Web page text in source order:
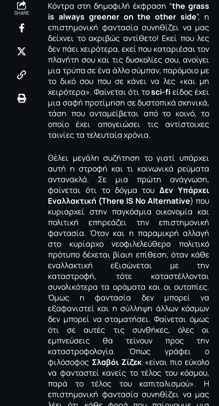
SHARE
Κόντρα στη δημοφιλή έκφραση “the grass
is always greener on the other side”, η
επιστημονική φαντασία συνηθίζει να μας
δείχνει το ακριβώς αντίθετο! Εκεί που λες
δεν πάει χειρότερα, εκεί που καταριέσαι τον
πλανήτη σου και τις δυσκολίες σου, ανοίγει
μια τρύπα σε ένα άλλο σύμπαν, παρόμοιο με
το δικό σου που σε κάνει να λες «και μη
χειρότερα». Φαίνεται ότι τοsci-fi είδος έχει
μια σαφή προτίμηση σε δυστοπικά σκηνικά,
τάση που ανταμείβεται από το κοινό, το
οποίο έχει απογειώσει τις αντίστοιχες
ταινίες τα τελευταία χρόνια.
Θέλει μεγάλη συζήτηση το γιατί υπάρχει
αυτή η στροφή και τι κοινωνικά ρεύματα
αντανακλά. Σε μια πρώτη ανάγνωση,
φαίνεται ότι το δόγμα τουΔεν Υπάρχει
Εναλλακτική (There IS No Alternative) που
κυριαρχεί στην παγκόσμια οικονομία και
πολιτική επηρεάζει την επιστημονική
φαντασία. Όταν και η παραμικρή αλλαγή
στο κυρίαρχο νεοφιλελεύθερο πολιτικό
πρότυπο δέχεται βίαιη επίθεση, όταν κάθε
εναλλακτική εξισώνεται με την
καταστροφή, τότε καταστέλλονται
συνολικότερα τα οράματα και οι ουτοπίες.
Όμως η φαντασία δεν μπορεί να
εξαφανιστεί και η σύλληψη άλλων κόσμων
δεν μπορεί να σταματήσει. Φαίνεται όμως
ότι σε αυτές τις συνθήκες, όλες οι
εμπνεύσεις θα τείνουν προς την
καταστροφολογία. Όπως γράφει ο
φιλόσοφος Σλαβόι Ζίζεκ «είναι πιο εύκολο
να φανταστεί κανείς το τέλος του κόσμου,
παρά το τέλος του καπιταλισμού». Η
επιστημονική φαντασία συνηθίζει να μας